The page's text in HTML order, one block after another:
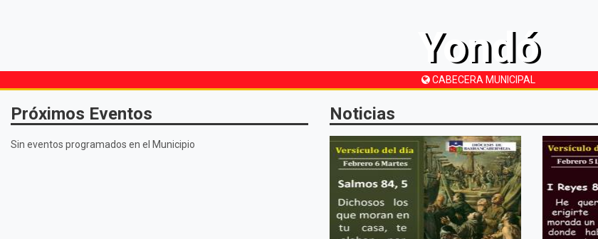
Yondó
CABECERA MUNICIPAL
Próximos Eventos
Sin eventos programados en el Municipio
Noticias